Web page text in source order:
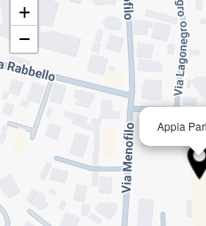
Appia
+
−